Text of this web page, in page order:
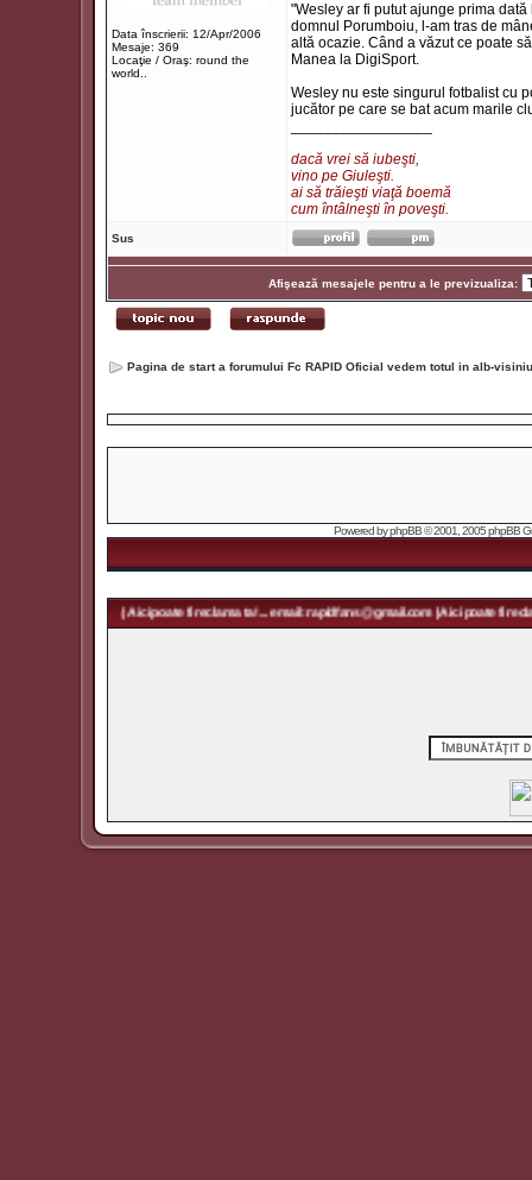
Data înscrierii: 12/Apr/2006
Mesaje: 369
Locaţie / Oraş: round the
world..
"Wesley ar fi putut ajunge prima
domnul Porumboiu, l-am tras de
altă ocazie. Când a văzut ce poate
Manea la DigiSport.
Wesley nu este singurul fotbalist cu
jucător pe care se bat acum marile
dacă vrei să iubeşti,
vino pe Giuleşti.
ai să trăieşti viaţă boemă
cum întâlneşti în poveşti.
Sus
Afişează mesajele pentru a le previzualiza:
Pagina de start a forumului Fc RAPID Oficial vedem totul in alb-
Powered byphpBB© 2001, 2005 phpBB
| Aici poate fi reclama ta! ... email: rapidfans@gmail.com | Aici poate fi reclama